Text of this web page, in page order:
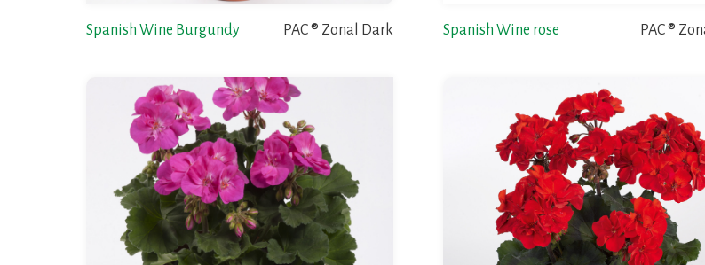
Spanish Wine Burgundy PAC ® Zonal Dark Spanish Wine rose PAC ®